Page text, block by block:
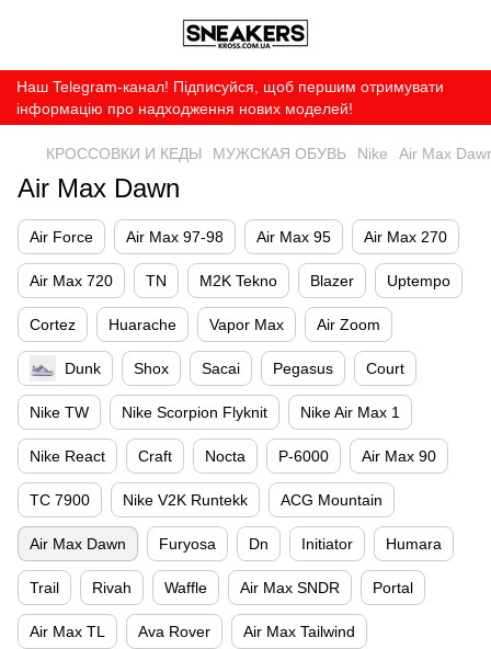
Наш Telegram-канал! Підписуйся, щоб першим отримувати
інформацію про надходження нових моделей!
КРОССОВКИ И КЕДЫ МУЖСКАЯ ОБУВЬ Nike Air Max
Air Max Dawn
Air Force Air Max 97-98 Air Max 95 Air Max 270
Air Max 720 TN M2K Tekno Blazer Uptempo
Cortez Huarache Vapor Max Air Zoom
Dunk Shox Sacai Pegasus Court
Nike TW Nike Scorpion Flyknit Nike Air Max 1
Nike React Craft Nocta P-6000 Air Max 90
TC 7900 Nike V2K Runtekk ACG Mountain
Air Max Dawn Furyosa Dn Initiator Humara
Trail Rivah Waffle Air Max SNDR Portal
Air Max TL Ava Rover Air Max Tailwind